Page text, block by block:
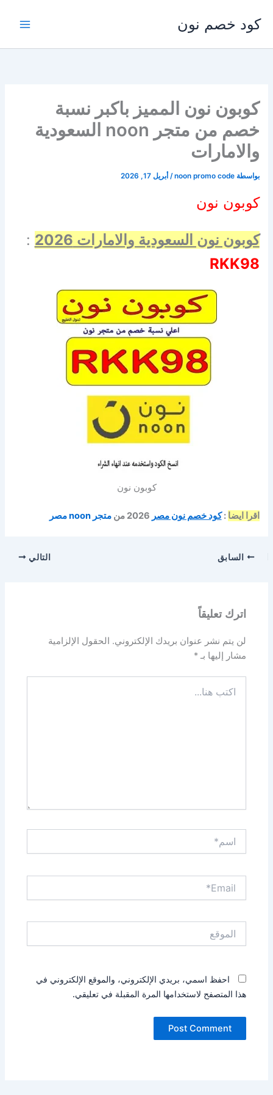
إلى
المحتوى
كود خصم نون
كوبون نون المميز باكبر نسبة
خصم من متجر noon السعودية
والامارات
بواسطة noon promo code
/ أبريل 17, 2026
كوبون نون
كوبون نون السعودية والامارات 2026
:
RKK98
كوبون نون
اقرا ايضا :كود خصم نون مصر متجر noon مصر
السابق التالي
اترك تعليقاً
لن يتم نشر عنوان بريدك الإلكتروني.
الحقول الإلزامية
مشار إليها بـ*
هنا...
احفظ اسمي، بريدي الإلكتروني، والموقع الإلكتروني في
هذا المتصفح لاستخدامها المرة المقبلة في تعليقي.